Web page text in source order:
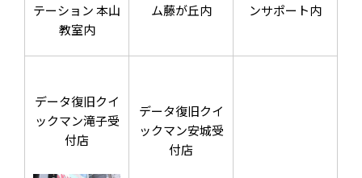
テーション 本山
教室内
ム藤が丘内
ンサポート内
データ復旧クイ
ックマン滝子受
付店
データ復旧クイ
ックマン安城受
付店